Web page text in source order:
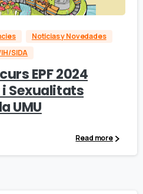
Noticias y Novedades
SIDA
EPF 2024
i Sexualitats
UMU
Read more